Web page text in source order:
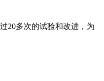
20多次的试验和改进，为